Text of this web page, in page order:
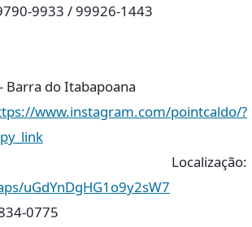
9933 / 99926-1443
Barra do Itabapoana
www.instagram.com/pointcaldo/?
uGdYnDgHG1o9y2sW7
0775